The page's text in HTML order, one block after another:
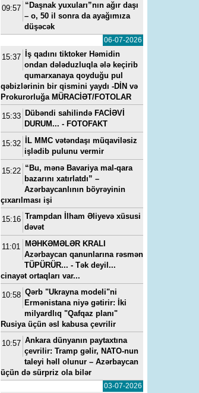
09:57 “Daşnak yuxuları”nın ağır daşı
– o, 50 il sonra da ayağımıza
düşəcək
06-07-2026
15:37
İş qadını tiktoker Həmidin
ondan dələduzluqla ələ keçirib
qumarxanaya qoyduğu pul
qəbizlərinin bir qismini yaydı -DİN və
Prokurorluğa MÜRACİƏT/FOTOLAR
15:33 Dübəndi sahilində FACİƏVİ
DURUM... - FOTOFAKT
15:32
İL MMC vətəndaşı müqaviləsiz
işlədib pulunu vermir
15:22 “Bu, mənə Bavariya mal-qara
bazarını xatırlatdı” –
Azərbaycanlının böyrəyinin
çıxarılması işi
15:16 Trampdan İlham Əliyevə xüsusi
dəvət
11:01
MƏHKƏMƏLƏR KRALI
Azərbaycan qanunlarına rəsmən
TÜPÜRÜR... - Tək deyil...
cinayət ortaqları var...
10:58 Qərb "Ukrayna modeli"ni
Ermənistana niyə gətirir: İki
milyardlıq "Qafqaz planı"
Rusiya üçün əsl kabusa çevrilir
10:57 Ankara dünyanın paytaxtına
çevrilir: Tramp gəlir, NATO-nun
taleyi həll olunur – Azərbaycan
üçün də sürpriz ola bilər
03-07-2026